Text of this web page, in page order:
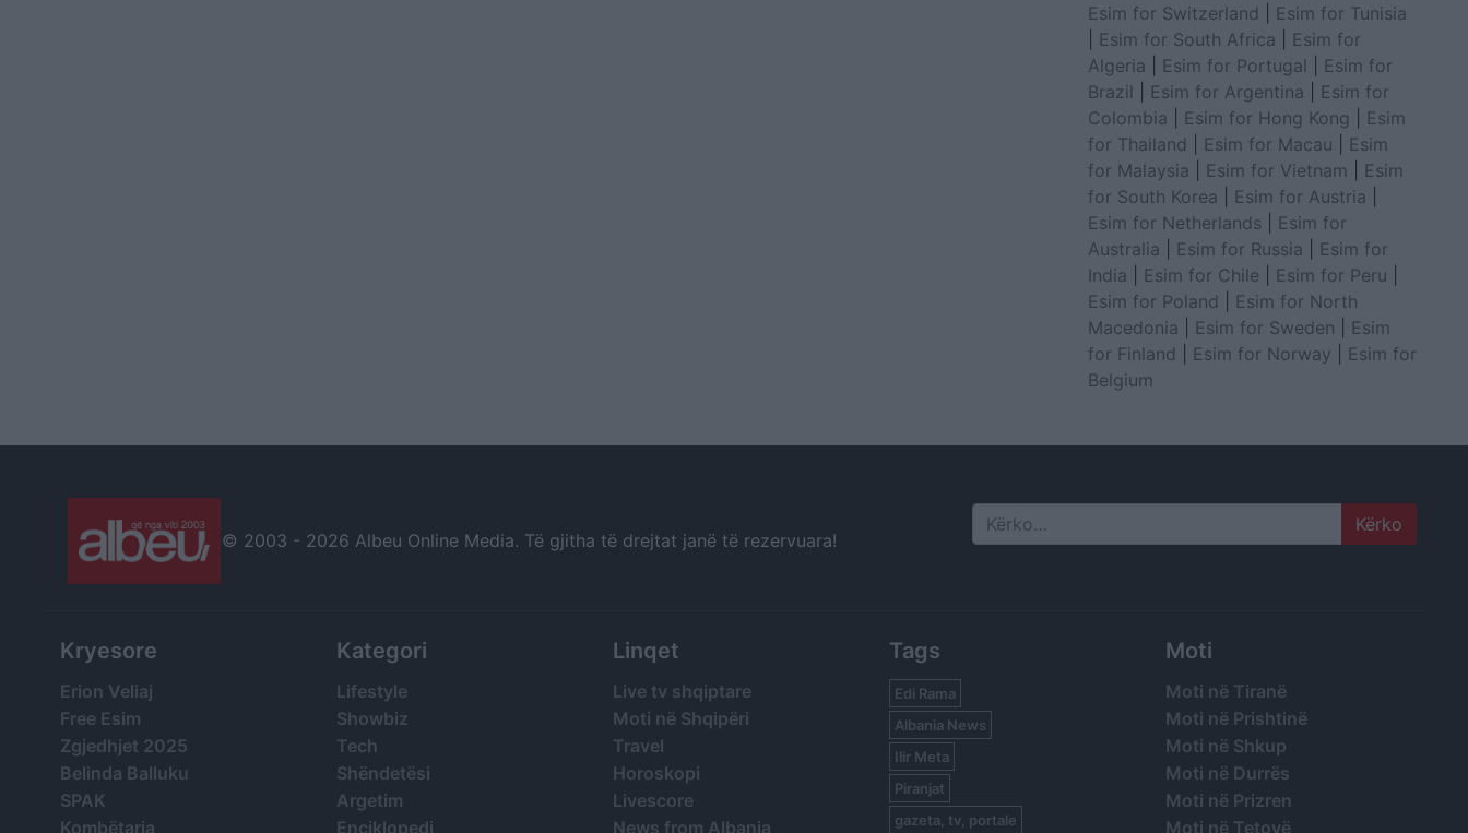
Esim for Switzerland
Esim for Tunisia
Esim for South Africa
Esim for
Algeria
Esim for Portugal
Esim for
Brazil
Esim for Argentina
Esim for
Colombia
Esim for Hong Kong
Esim
for Thailand
Esim for Macau
Esim
for Malaysia
Esim for Vietnam
Esim
for South Korea
Esim for Austria
Esim for Netherlands
Esim for
Australia
Esim for Russia
Esim for
India
Esim for Chile Esim for Peru
Esim for Poland
Esim for North
Macedonia
Esim for Sweden
Esim
for Finland
Esim for Norway
Esim for
Belgium
© 2003 - 2026 Albeu Online Media. Të gjitha të drejtat janë të rezervuara! Search
Kryesore
Erion Veliaj
Free Esim
Zgjedhjet 2025
Belinda Balluku
SPAK
Kombëtarja
Kategori
Lifestyle
Showbiz
Tech
Shëndetësi
Argetim
Enciklopedi
Linqet
Live tv shqiptare
Moti në Shqipëri
Travel
Horoskopi
Livescore
News from Albania
Tags
Edi Rama
Albania News
Ilir Meta
Piranjat
gazeta, tv, portale
Moti
Moti në Tiranë
Moti në Prishtinë
Moti në Shkup
Moti në Durrës
Moti në Prizren
Moti në Tetovë